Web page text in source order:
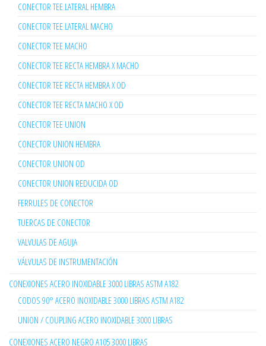
CONECTOR TEE LATERAL HEMBRA
CONECTOR TEE LATERAL MACHO
CONECTOR TEE MACHO
CONECTOR TEE RECTA HEMBRA X MACHO
CONECTOR TEE RECTA HEMBRA X OD
CONECTOR TEE RECTA MACHO X OD
CONECTOR TEE UNION
CONECTOR UNION HEMBRA
CONECTOR UNION OD
CONECTOR UNION REDUCIDA OD
FERRULES DE CONECTOR
TUERCAS DE CONECTOR
VALVULAS DE AGUJA
VÁLVULAS DE INSTRUMENTACIÓN
CONEXIONES ACERO INOXIDABLE 3000 LIBRAS ASTM A182
CODOS 90° ACERO INOXIDABLE 3000 LIBRAS ASTM A182
UNION / COUPLING ACERO INOXIDABLE 3000 LIBRAS
CONEXIONES ACERO NEGRO A105 3000 LIBRAS